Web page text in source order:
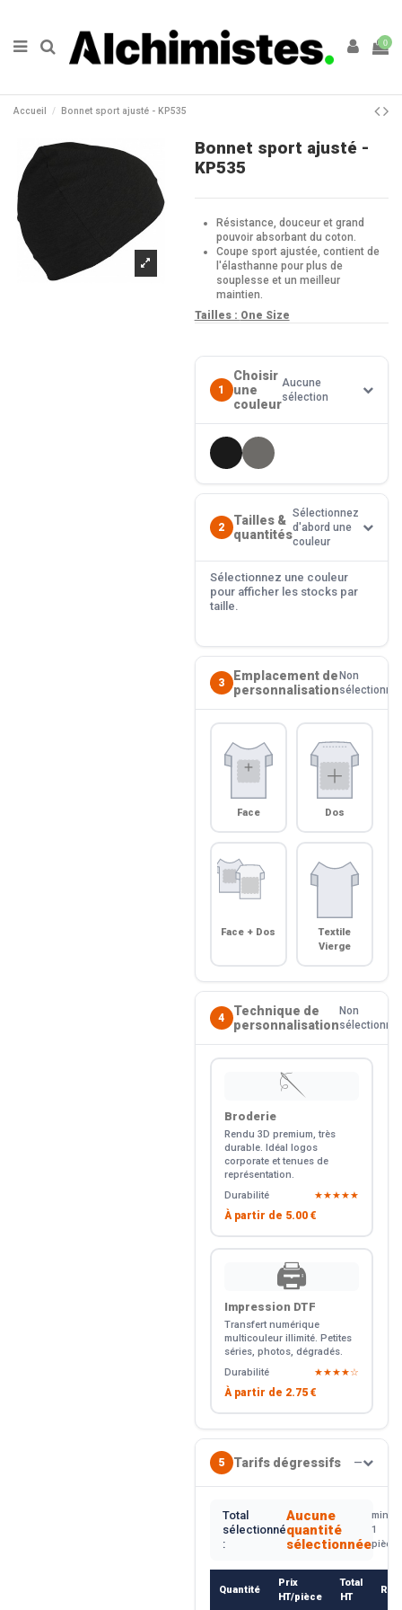
0
Accueil Bonnet sport ajusté - KP535
Bonnet sport ajusté -
KP535
Résistance, douceur et grand
pouvoir absorbant du coton.
Coupe sport ajustée, contient de
l'élasthanne pour plus de
souplesse et un meilleur
maintien.
Tailles : One Size
1
Choisir
une
couleur
Aucune
sélection
2
Tailles &
quantités
Sélectionnez
d'abord une
couleur
Sélectionnez une couleur
pour afficher les stocks par
taille.
3
Emplacement de
personnalisation
Non
sélectionné
Face Dos
Face + Dos
Textile
Vierge
4
Technique de
personnalisation
Non
sélectionné
🪡
Broderie
Rendu 3D premium, très
durable. Idéal logos
corporate et tenues de
représentation.
Durabilité
★★★★★
À partir de 5.00 €
🖨️
Impression DTF
Transfert numérique
multicouleur illimité. Petites
séries, photos, dégradés.
Durabilité
★★★★☆
À partir de 2.75 €
5 Tarifs dégressifs —
Total
sélectionné
:
Aucune
quantité
sélectionnée
min.
1
pièce
Quantité
Prix
HT/pièce
Total
HT